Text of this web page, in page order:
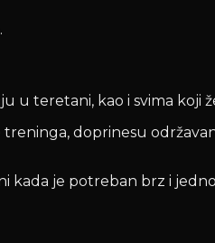
teretani, kao i svima koji
doprinesu
kada je potreban brz i